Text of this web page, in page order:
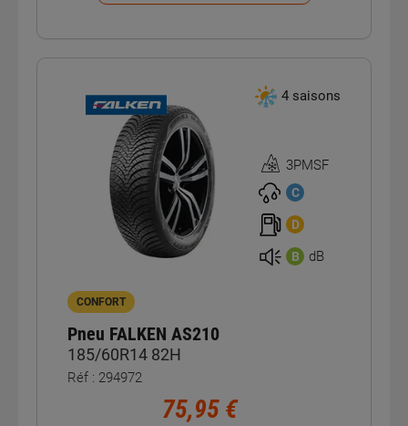
4 saisons
Homologation
3PMSF
3PMSF
C
D
B dB
CONFORT
Pneu FALKEN AS210
185/60R14 82H
Réf : 294972
75,95 €